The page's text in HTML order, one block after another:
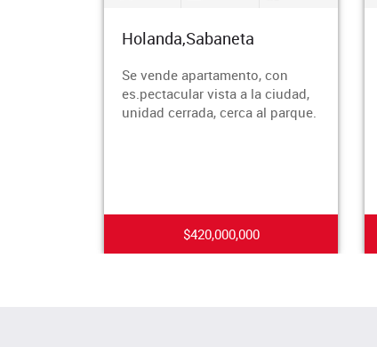
Holanda,Sabaneta
Se vende apartamento, con
es.pectacular vista a la ciudad,
unidad cerrada, cerca al parque.
$420,000,000